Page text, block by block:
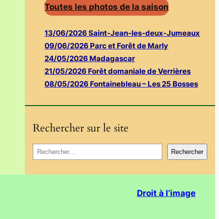
Toutes les photos de la saison
13/06/2026 Saint-Jean-les-deux-Jumeaux
09/06/2026 Parc et Forêt de Marly
24/05/2026 Madagascar
21/05/2026 Forêt domaniale de Verrières
08/05/2026 Fontainebleau – Les 25 Bosses
Rechercher sur le site
R
e
c
Rechercher
Droit à l’image